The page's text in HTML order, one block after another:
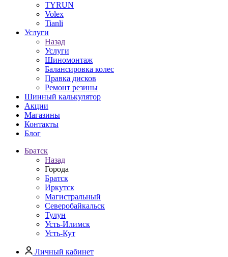
TYRUN
Volex
Tianli
Услуги
Назад
Услуги
Шиномонтаж
Балансировка колес
Правка дисков
Ремонт резины
Шинный калькулятор
Акции
Магазины
Контакты
Блог
Братск
Назад
Города
Братск
Иркутск
Магистральный
Северобайкальск
Тулун
Усть-Илимск
Усть-Кут
Личный кабинет